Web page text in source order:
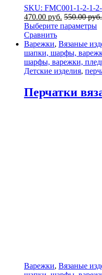
SKU: FMC001-1-2-1-
470.00 руб. 550.00руб.
Выберите параметры
Сравнить
Варежки, Вязаные
шапки, шарфы,
шарфы, варежки,
Детские изделия,
Перчатки
Варежки, Вязаные